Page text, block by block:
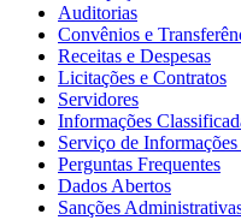
Auditorias
Convênios e
Receitas e Despesas
Licitações e Contratos
Servidores
Informações
Serviço de
Perguntas Frequentes
Dados Abertos
Sanções